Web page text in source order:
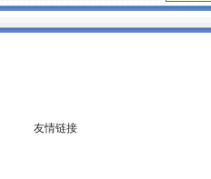
友情链接